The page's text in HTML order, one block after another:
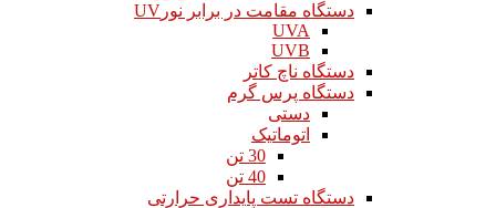
دستگاه مقامت در برابر نورUV
UVA
UVB
دستگاه ناچ کاتر
دستگاه پرس گرم
دستی
اتوماتیک
30 تن
40 تن
دستگاه تست پایداری حرارتی